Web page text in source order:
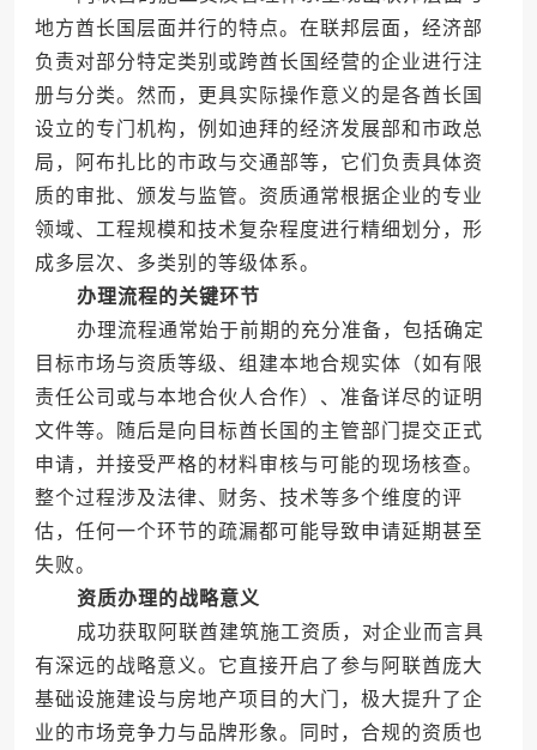
地方酋长国层面并行的特点。在联邦层面，经济部
负责对部分特定类别或跨酋长国经营的企业进行注
册与分类。然而，更具实际操作意义的是各酋长国
设立的专门机构，例如迪拜的经济发展部和市政总
局，阿布扎比的市政与交通部等，它们负责具体资
质的审批、颁发与监管。资质通常根据企业的专业
领域、工程规模和技术复杂程度进行精细划分，形
成多层次、多类别的等级体系。
办理流程的关键环节
办理流程通常始于前期的充分准备，包括确定
目标市场与资质等级、组建本地合规实体（如有限
责任公司或与本地合伙人合作）、准备详尽的证明
文件等。随后是向目标酋长国的主管部门提交正式
申请，并接受严格的材料审核与可能的现场核查。
整个过程涉及法律、财务、技术等多个维度的评
估，任何一个环节的疏漏都可能导致申请延期甚至
失败。
资质办理的战略意义
成功获取阿联酋建筑施工资质，对企业而言具
有深远的战略意义。它直接开启了参与阿联酋庞大
基础设施建设与房地产项目的大门，极大提升了企
业的市场竞争力与品牌形象。同时，合规的资质也